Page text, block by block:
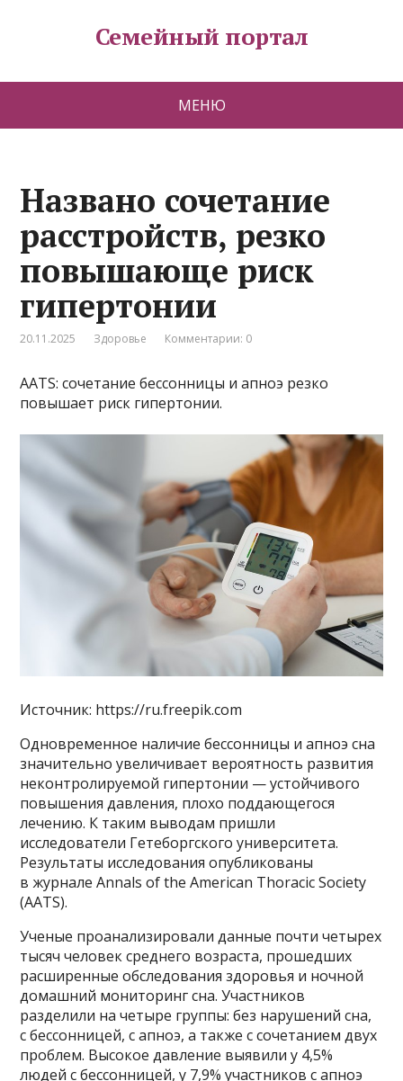
Семейный портал
МЕНЮ
Названо сочетание
расстройств, резко
повышающе риск
гипертонии
20.11.2025 Здоровье Комментарии: 0
AATS: сочетание бессонницы и апноэ резко
повышает риск гипертонии.
Источник: https://ru.freepik.com
Одновременное наличие бессонницы и апноэ сна
значительно увеличивает вероятность развития
неконтролируемой гипертонии — устойчивого
повышения давления, плохо поддающегося
лечению. К таким выводам пришли
исследователи Гетеборгского университета.
Результаты исследования опубликованы
в журнале Annals of the American Thoracic Society
(AATS).
Ученые проанализировали данные почти четырех
тысяч человек среднего возраста, прошедших
расширенные обследования здоровья и ночной
домашний мониторинг сна. Участников
разделили на четыре группы: без нарушений сна,
с бессонницей, с апноэ, а также с сочетанием двух
проблем. Высокое давление выявили у 4,5%
людей с бессонницей, у 7,9% участников с апноэ